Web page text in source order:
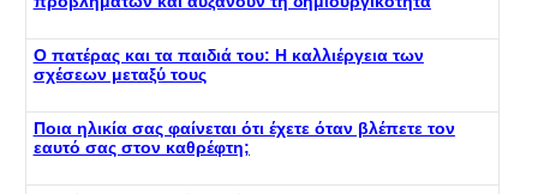
Ο πατέρας και τα παιδιά του: Η καλλιέργεια των
σχέσεων μεταξύ τους
Ποια ηλικία σας φαίνεται ότι έχετε όταν βλέπετε τον
εαυτό σας στον καθρέφτη;